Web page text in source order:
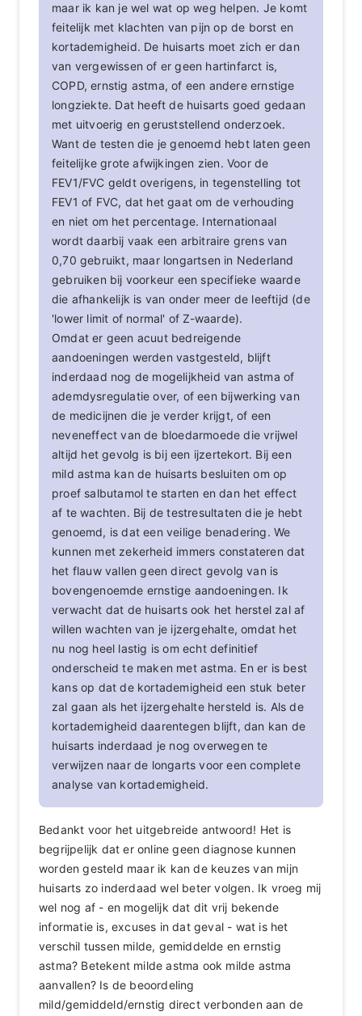
maar ik kan je wel wat op weg helpen. Je komt
feitelijk met klachten van pijn op de borst en
kortademigheid. De huisarts moet zich er dan
van vergewissen of er geen hartinfarct is,
COPD, ernstig astma, of een andere ernstige
longziekte. Dat heeft de huisarts goed gedaan
met uitvoerig en geruststellend onderzoek.
Want de testen die je genoemd hebt laten geen
feitelijke grote afwijkingen zien. Voor de
FEV1/FVC geldt overigens, in tegenstelling tot
FEV1 of FVC, dat het gaat om de verhouding
en niet om het percentage. Internationaal
wordt daarbij vaak een arbitraire grens van
0,70 gebruikt, maar longartsen in Nederland
gebruiken bij voorkeur een specifieke waarde
die afhankelijk is van onder meer de leeftijd (de
'lower limit of normal' of Z-waarde).
Omdat er geen acuut bedreigende
aandoeningen werden vastgesteld, blijft
inderdaad nog de mogelijkheid van astma of
ademdysregulatie over, of een bijwerking van
de medicijnen die je verder krijgt, of een
neveneffect van de bloedarmoede die vrijwel
altijd het gevolg is bij een ijzertekort. Bij een
mild astma kan de huisarts besluiten om op
proef salbutamol te starten en dan het effect
af te wachten. Bij de testresultaten die je hebt
genoemd, is dat een veilige benadering. We
kunnen met zekerheid immers constateren dat
het flauw vallen geen direct gevolg van is
bovengenoemde ernstige aandoeningen. Ik
verwacht dat de huisarts ook het herstel zal af
willen wachten van je ijzergehalte, omdat het
nu nog heel lastig is om echt definitief
onderscheid te maken met astma. En er is best
kans op dat de kortademigheid een stuk beter
zal gaan als het ijzergehalte hersteld is. Als de
kortademigheid daarentegen blijft, dan kan de
huisarts inderdaad je nog overwegen te
verwijzen naar de longarts voor een complete
analyse van kortademigheid.
Bedankt voor het uitgebreide antwoord! Het is
begrijpelijk dat er online geen diagnose kunnen
worden gesteld maar ik kan de keuzes van mijn
huisarts zo inderdaad wel beter volgen. Ik vroeg mij
wel nog af - en mogelijk dat dit vrij bekende
informatie is, excuses in dat geval - wat is het
verschil tussen milde, gemiddelde en ernstig
astma? Betekent milde astma ook milde astma
aanvallen? Is de beoordeling
mild/gemiddeld/ernstig direct verbonden aan de